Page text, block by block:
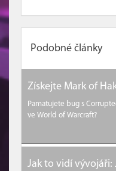
Podobné články
Získejte Mark of
Pamatujete bug s
ve World of Warcraft?
Jak to vidí vývojáři: